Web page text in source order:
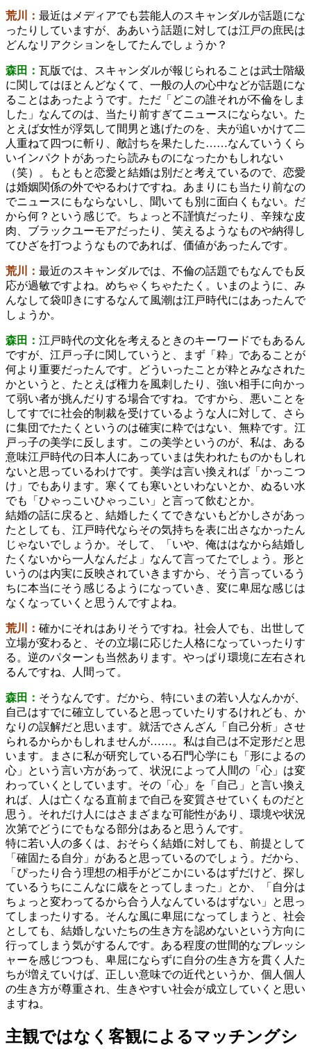
荒川： 最近はメディアでも芸能人のスキャンダルが話題にな
ったりしていますが、ああいう話題に対しては江戸の庶民は
どんなリアクションをしてたんでしょうか？
森田： 瓦版では、スキャンダルが報じられることは武士階級
に関してはほとんどなくて、一般の人の心中などが話題にな
ることはあったようです。ただ「どこの誰それが不倫をしま
した」なんてのは、当たり前すぎてニュースにならない。た
とえば女性が浮気して間男と逃げたのを、夫が追いかけて二
人重ねて四つに斬り、敵討ちを果たした……なんていうくら
いインパクトがあったら読みものになったかもしれない
（笑）。もともと恋愛と結婚は別だと考えているので、恋愛
は婚姻関係の外でやるわけですね。あまりにも当たり前なの
でニュースにもならないし、聞いても別に面白くもない。だ
から何？という感じで。ちょっと不謹慎だったり、辛辣な皮
肉、ブラックユーモアだったり、笑えるようなものや納得し
てひざを打つようなものであれば、価値があったんです。
荒川： 最近のスキャンダルでは、不倫の話題でもなんでも反
応が過敏ですよね。めちゃくちゃたたく。いまのように、み
んなして袋叩きにするなんて風潮は江戸時代にはあったんで
しょうか。
森田： 江戸時代の文化を考えるときのキーワードでもあるん
ですが、江戸っ子に関していうと、まず「粋」であることが
何より重要だったんです。どういったことが粋とみなされた
かというと、たとえば権力を風刺したり、強い相手に向かっ
て弱い者が挑んだりする場合ですね。ですから、悪いことを
してすでに社会的制裁を受けているような人に対して、さら
に集団でたたくというのは確実に粋ではない、無粋です。江
戸っ子の美学に反します。この美学というのが、私は、ある
意味江戸時代の日本人にあっていまは失われたものかもしれ
ないと思っているわけです。美学は言い換えれば「かっこつ
け」でもあります。寒くても寒いといわないとか、ぬるい水
でも「ひゃっこいひゃっこい」と言って飲むとか。
結婚の話に戻ると、結婚したくてできないもどかしさがあっ
たとしても、江戸時代ならその気持ちを表に出さなかったん
じゃないでしょうか。そして、「いや、俺ははなから結婚し
たくないから一人なんだよ」なんて言ってたでしょう。形と
いうのは内実に反映されていきますから、そう言っているう
ちに本当にそう感じるようになっていき、変に卑屈な感じは
なくなっていくと思うんですよね。
荒川： 確かにそれはありそうですね。社会人でも、出世して
立場が変わると、その立場に応じた人格になっていったりす
る。逆のパターンも当然あります。やっぱり環境に左右され
るんですね、人間って。
森田： そうなんです。だから、特にいまの若い人なんかが、
自己はすでに確立していると思っていたりするけれども、か
なりの誤解だと思います。就活でさんざん「自己分析」させ
られるからかもしれませんが……。私は自己は不定形だと思
います。まさに私が研究している石門心学にも「形によるの
心」という言い方があって、状況によって人間の「心」は変
わっていくとしています。その「心」を「自己」と言い換え
れば、人は亡くなる直前まで自己を変質させていくものだと
思う。それだけ人にはさまざまな可能性があり、環境や状況
次第でどうにでもなる部分はあると思うんです。
特に若い人の多くは、おそらく結婚に対しても、前提として
「確固たる自分」があると思っているのでしょう。だから、
「ぴったり合う理想の相手がどこかにいるはずだけど、探し
ているうちにこんなに歳をとってしまった」とか、「自分は
ちょっと変わってるから合う人なんているはずない」と思っ
てしまったりする。そんな風に卑屈になってしまうと、社会
としても、結婚しないたちの生き方を認めないという方向に
行ってしまう気がするんです。ある程度の世間的なプレッシ
ャーを感じつつも、卑屈にならずに自分の生き方を貫く人た
ちが増えていけば、正しい意味での近代というか、個人個人
の生き方が尊重され、生きやすい社会が成立していくと思い
ますね。
主観ではなく客観によるマッチングシ